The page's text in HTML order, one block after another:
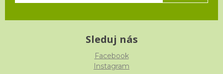
Sleduj nás
Facebook
Instagram